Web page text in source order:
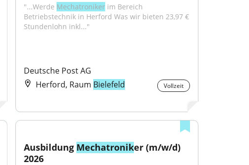
"...Werde Mechatroniker im Bereich
Betriebstechnik in Herford Was wir bieten 23,97 €
Stundenlohn inkl..."
Deutsche Post AG
Herford, Raum Bielefeld Vollzeit
Ausbildung Mechatroniker (m/w/d)
2026